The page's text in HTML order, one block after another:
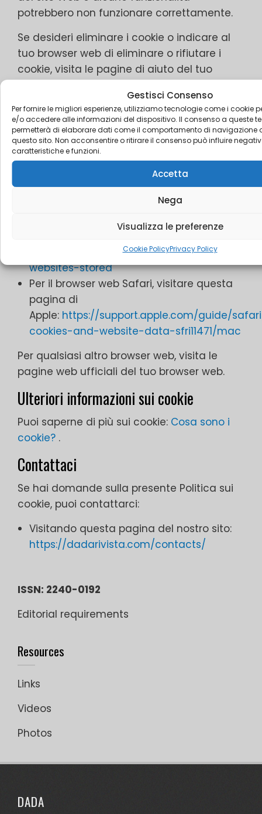
Gestisci Consenso
Per fornire le migliori esperienze, utilizziamo tecnologie come i cookie
e/o accedere alle informazioni del dispositivo. Il consenso a queste
permetterà di elaborare dati come il comportamento di navigazione
questo sito. Non acconsentire o ritirare il consenso può influire
caratteristiche e funzioni.
Accetta
Nega
Visualizza le preferenze
Cookie PolicyPrivacy Policy
potrebbero non funzionare correttamente.
Se desideri eliminare i cookie o indicare al
tuo browser web di eliminare o rifiutare i
cookie, visita le pagine di aiuto del tuo
Per il browser web Chrome, visita questa
pagina di
Google:https://support.google.com/
Per il browser Web Internet Explorer,
visitare questa pagina di
Microsoft:http://support.microsoft.com/kb/
Per il browser web Firefox, visitare questa
https://support.mozilla.org/en-
US/kb/delete-cookies-remove-info-
websites-stored
Per il browser web Safari, visitare questa
pagina di
Apple: https://support.apple.com/guide/
cookies-and-website-data-sfri11471/mac
Per qualsiasi altro browser web, visita le
pagine web ufficiali del tuo browser web.
Ulteriori informazioni sui cookie
Puoi saperne di più sui cookie: Cosa sono i
cookie? .
Contattaci
Se hai domande sulla presente Politica sui
cookie, puoi contattarci:
Visitando questa pagina del nostro sito:
https://dadarivista.com/contacts/
ISSN: 2240-0192
Editorial requirements
Resources
Links
Videos
Photos
DADA